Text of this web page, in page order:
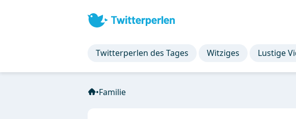
Twitterperlen des Tages Witziges Lustige
•Familie